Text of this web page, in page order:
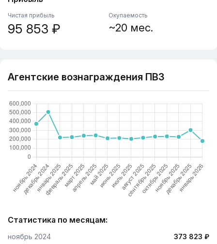
Чистая прибыль
95 853 ₽
Окупаемость
~20 мес.
Агентские вознаграждения ПВЗ
Статистика по месяцам:
ноябрь 2024 373 823 ₽